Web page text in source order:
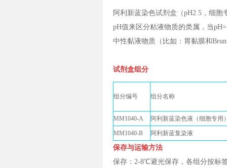
阿利新蓝染色试剂盒（pH2.5，细
pH值来区分粘液物质的类属，当
中性黏液物质（比如：胃黏膜和
试剂盒组分
组分编号 组分名称
MM1040-A 阿利新蓝染色液（细胞专用
MM1040-B 阿利新蓝复染液
保存与运输方法
保存：2-8℃避光保存，各组分按标